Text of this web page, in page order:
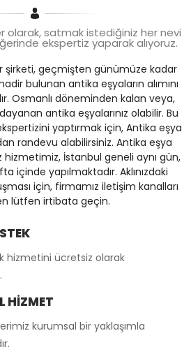
olarak, satmak istediğiniz her nevi
ekspertiz yaparak alıyoruz.
şirketi, geçmişten günümüze kadar
bulunan antika eşyaların alımını
Osmanlı döneminden kalan veya,
antika eşyalarınız olabilir. Bu
yaptırmak için, Antika eşya
randevu alabilirsiniz. Antika eşya
hizmetimiz, İstanbul geneli aynı gün,
içinde yapılmaktadır. Aklınızdaki
için, firmamız iletişim kanalları
lütfen irtibata geçin.
hizmetini ücretsiz olarak
HİZMET
kurumsal bir yaklaşımla